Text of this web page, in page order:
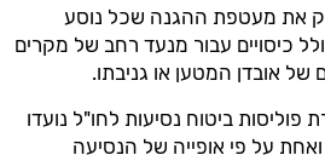
את מעטפת ההגנה שכל נוסע
כיסויים עבור מנעד רחב של מקרים
של אובדן המטען או גניבתו.
פוליסות ביטוח נסיעות לחו"ל נועדו
על פי אופייה של הנסיעה